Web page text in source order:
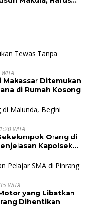
Makassar Ditemukan
di Rumah Kosong
WITA
Orang di
Kapolsek
WITA
yang Libatkan
Dihentikan